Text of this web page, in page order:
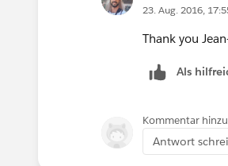
23. Aug. 2016,
Thank you
Als
Kommentar
Antwort